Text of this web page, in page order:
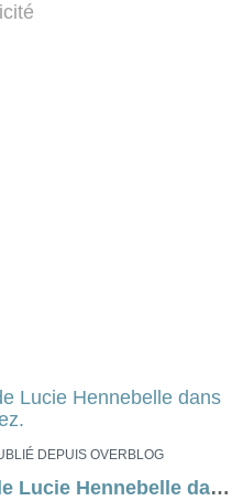
DEPUIS OVERBLOG
Les joyeuses aventures de Lucie Hennebelle dans les romans de Franck Thilliez.